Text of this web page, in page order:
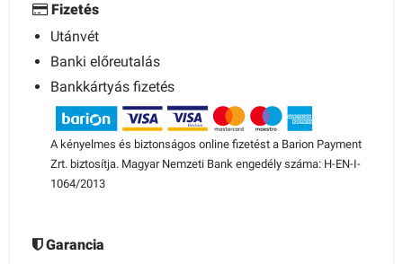
Fizetés
Utánvét
Banki előreutalás
Bankkártyás fizetés
A kényelmes és biztonságos online fizetést a Barion Payment
Zrt. biztosítja. Magyar Nemzeti Bank engedély száma: H-EN-I-
1064/2013
Garancia